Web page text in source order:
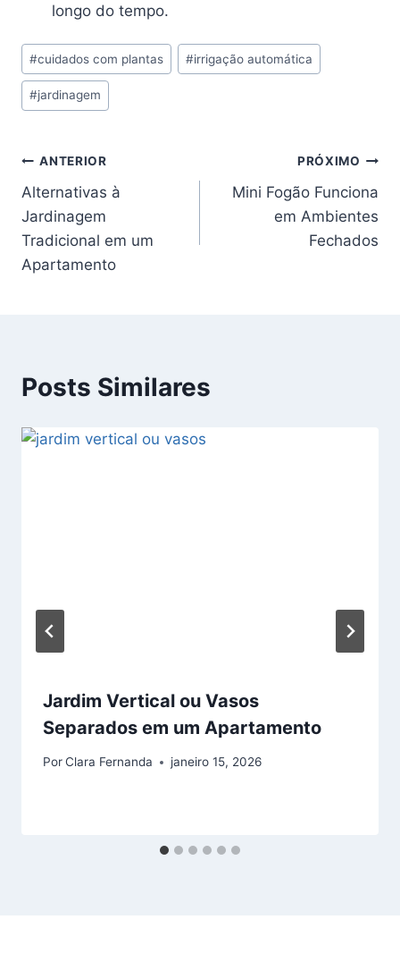
longo do tempo.
Tags
do
Post:
#cuidados com plantas #irrigação automática
#jardinagem
Navegação
de
Post
ANTERIOR
Alternativas à
Jardinagem
Tradicional em um
Apartamento
PRÓXIMO
Mini Fogão Funciona
em Ambientes
Fechados
Posts Similares
Jardim Vertical ou Vasos
Separados em um Apartamento
PorClara Fernanda janeiro 15, 2026